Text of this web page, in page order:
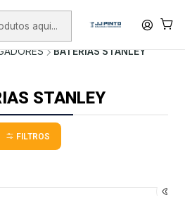
ENCOMENDAS +75€ (excepto ilhas)
FERRAMENTAS SEM FIO
BATERIAS STANLEY
STANLEY
FILTROS